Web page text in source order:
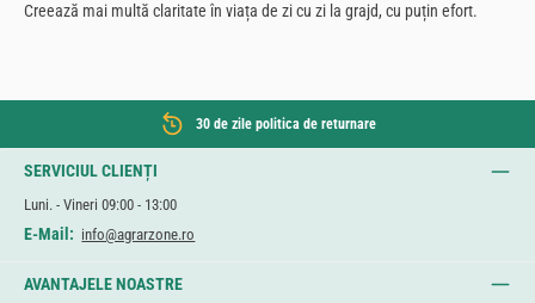
Creează mai multă claritate în viața de zi cu zi la grajd, cu puțin efort.
30 de zile politica de returnare
SERVICIUL CLIENȚI
Luni. - Vineri 09:00 - 13:00
E-Mail: info@agrarzone.ro
AVANTAJELE NOASTRE